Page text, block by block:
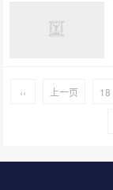
‹‹ 上一页 18